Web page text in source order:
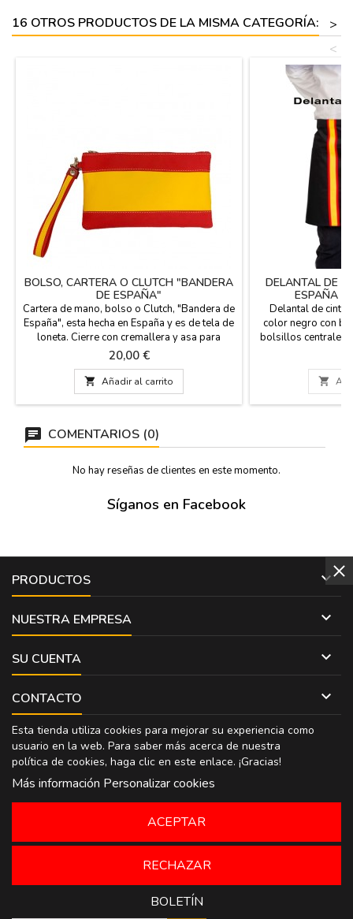
16 OTROS PRODUCTOS DE LA MISMA CATEGORÍA:
>
<
BOLSO, CARTERA O CLUTCH "BANDERA
DE ESPAÑA"
Cartera de mano, bolso o Clutch, "Bandera de
España", esta hecha en España y es de tela de
loneta. Cierre con cremallera y asa para
llevarla de la mano. Bolsillo trasero con
cremallera, interior de forro. Gran capacidad.
Medidas: 26 cm x 16 cm y asa larga de 22
cm.
Precio
20,00 €
 Añadir al carrito
DELANTAL DE
ESPAÑA
Delantal de
color negro con
bolsillos centrales
Composición
algodón. Si
mandanos un
imagen y te

COMENTARIOS (0)
No hay reseñas de clientes en este momento.
Síganos en Facebook
PRODUCTOS 
NUESTRA EMPRESA 
SU CUENTA 
CONTACTO 
Esta tienda utiliza cookies para mejorar su experiencia como
usuario en la web. Para saber más acerca de nuestra
política de cookies, haga clic en este enlace. ¡Gracias!
Más información Personalizar cookies
RECHAZAR
ACEPTAR
BOLETÍN